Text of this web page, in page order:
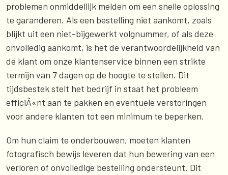
problemen onmiddellijk melden om een snelle oplossing
te garanderen. Als een bestelling niet aankomt, zoals
blijkt uit een niet-bijgewerkt volgnummer, of als deze
onvolledig aankomt, is het de verantwoordelijkheid van
de klant om onze klantenservice binnen een strikte
termijn van 7 dagen op de hoogte te stellen. Dit
tijdsbestek stelt het bedrijf in staat het probleem
efficiÃ«nt aan te pakken en eventuele verstoringen
voor andere klanten tot een minimum te beperken.
Om hun claim te onderbouwen, moeten klanten
fotografisch bewijs leveren dat hun bewering van een
verloren of onvolledige bestelling ondersteunt. Dit